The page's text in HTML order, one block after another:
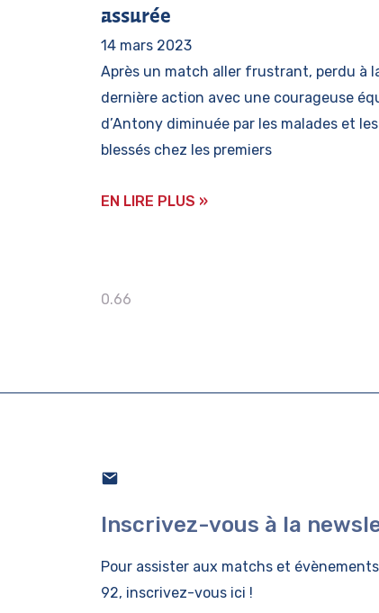
assurée
14 mars 2023
Après un match aller frustrant, perdu à
dernière action avec une courageuse
d’Antony diminuée par les malades et les
blessés chez les premiers
EN LIRE PLUS »
Inscrivez-vous à la
Pour assister aux matchs et évènements
92, inscrivez-vous ici !